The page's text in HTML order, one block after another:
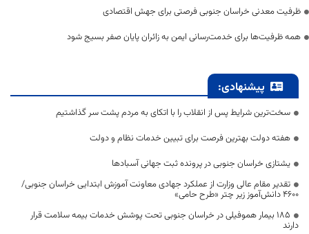
ظرفیت معدنی خراسان جنوبی فرصتی برای جهش اقتصادی
همه ظرفیت‌ها برای خدمت‌رسانی ایمن به زائران پایان صفر بسیج شود
پیشنهادی:
سخت‌ترین شرایط پس از انقلاب را با اتکای به مردم پشت سر گذاشتیم
هفته دولت بهترین فرصت برای تبیین خدمات نظام و دولت
یشتازی خراسان جنوبی در پرونده ثبت جهانی آسبادها
تقدیر مقام عالی وزارت از عملکرد جهادی معاونت آموزش ابتدایی خراسان جنوبی/
۴۶۰۰ دانش‌آموز زیر چتر «طرح حامی»
۱۸۵ بیمار هموفیلی در خراسان جنوبی تحت پوشش خدمات بیمه سلامت قرار
دارند